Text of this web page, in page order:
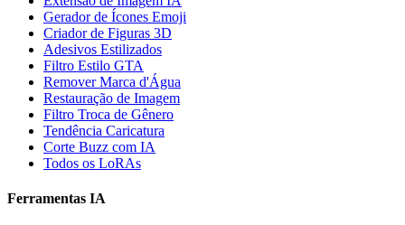
Gerador de Ícones Emoji
Criador de Figuras 3D
Adesivos Estilizados
Filtro Estilo GTA
Remover Marca d'Água
Restauração de Imagem
Filtro Troca de Gênero
Tendência Caricatura
Corte Buzz com IA
Todos os LoRAs
Ferramentas IA